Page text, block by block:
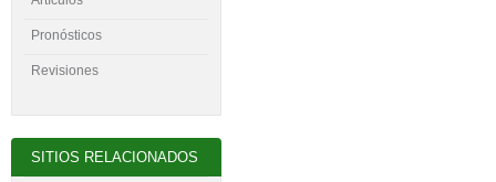
Pronósticos
Revisiones
SITIOS RELACIONADOS